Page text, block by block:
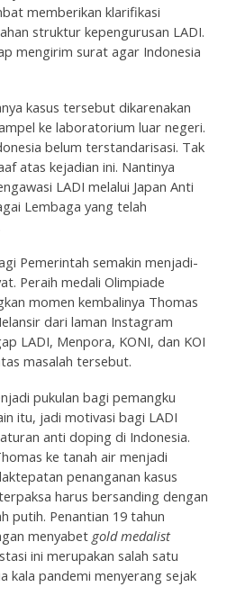
memberikan klarifikasi
struktur kepengurusan LADI.
mengirim surat agar Indonesia
kasus tersebut dikarenakan
ke laboratorium luar negeri.
belum terstandarisasi. Tak
atas kejadian ini. Nantinya
LADI melalui Japan Anti
Lembaga yang telah
Pemerintah semakin menjadi-
Peraih medali Olimpiade
momen kembalinya Thomas
dari laman Instagram
LADI, Menpora, KONI, dan KOI
masalah tersebut.
pukulan bagi pemangku
itu, jadi motivasi bagi LADI
anti doping di Indonesia.
ke tanah air menjadi
penanganan kasus
harus bersanding dengan
putih. Penantian 19 tahun
menyabet gold medalist
ini merupakan salah satu
kala pandemi menyerang sejak